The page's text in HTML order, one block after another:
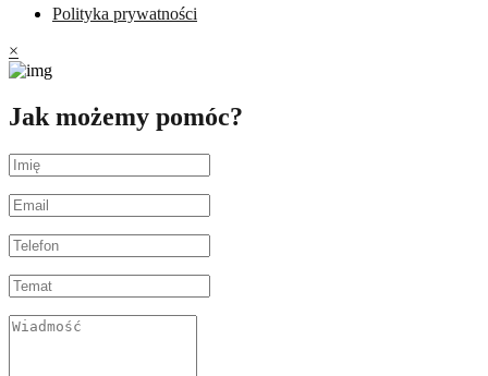
Polityka prywatności
×
Jak możemy pomóc?